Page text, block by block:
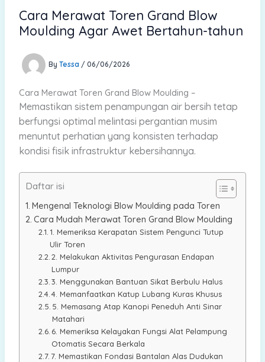
Cara Merawat Toren Grand Blow
Moulding Agar Awet Bertahun-tahun
By Tessa / 06/06/2026
Cara Merawat Toren Grand Blow Moulding –
Memastikan sistem penampungan air bersih tetap
berfungsi optimal melintasi pergantian musim
menuntut perhatian yang konsisten terhadap
kondisi fisik infrastruktur kebersihannya.
Daftar isi
Mengenal Teknologi Blow Moulding pada Toren
Cara Mudah Merawat Toren Grand Blow Moulding
1. Memeriksa Kerapatan Sistem Pengunci Tutup
Ulir Toren
2. Melakukan Aktivitas Pengurasan Endapan
Lumpur
3. Menggunakan Bantuan Sikat Berbulu Halus
4. Memanfaatkan Katup Lubang Kuras Khusus
5. Memasang Atap Kanopi Peneduh Anti Sinar
Matahari
6. Memeriksa Kelayakan Fungsi Alat Pelampung
Otomatis Secara Berkala
7. Memastikan Fondasi Bantalan Alas Dudukan